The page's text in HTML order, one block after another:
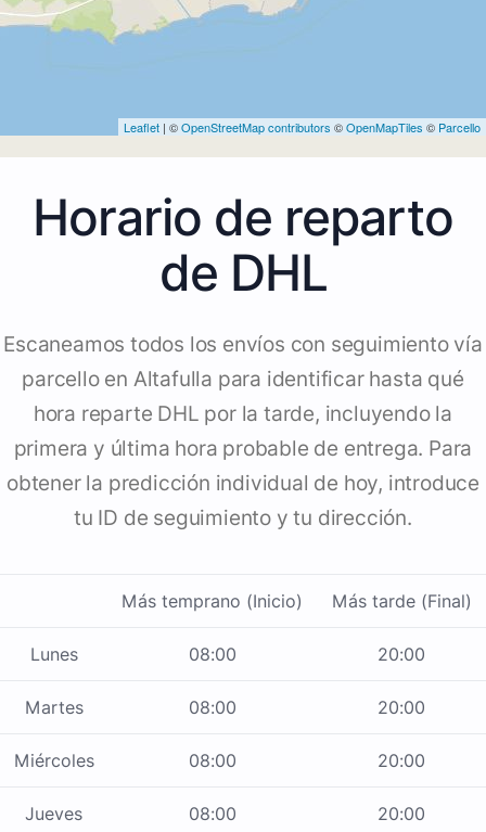
Leaflet | ©OpenStreetMap contributors ©OpenMapTiles © Parcello
Horario de reparto
de DHL
Escaneamos todos los envíos con seguimiento vía
parcello en Altafulla para identificar hasta qué
hora reparte DHL por la tarde, incluyendo la
primera y última hora probable de entrega. Para
obtener la predicción individual de hoy, introduce
tu ID de seguimiento y tu dirección.
Más temprano (Inicio) Más tarde (Final)
Lunes 08:00 20:00
Martes 08:00 20:00
Miércoles 08:00 20:00
Jueves 08:00 20:00